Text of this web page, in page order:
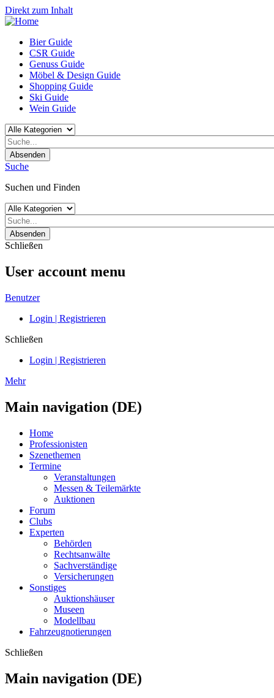
Direkt zum Inhalt
Bier Guide
CSR Guide
Genuss Guide
Möbel & Design Guide
Shopping Guide
Ski Guide
Wein Guide
Absenden
Suche
Suchen und Finden
Absenden
Schließen
User account menu
Benutzer
Login | Registrieren
Schließen
Login | Registrieren
Mehr
Main navigation (DE)
Home
Professionisten
Szenethemen
Termine
Veranstaltungen
Messen & Teilemärkte
Auktionen
Forum
Clubs
Experten
Behörden
Rechtsanwälte
Sachverständige
Versicherungen
Sonstiges
Auktionshäuser
Museen
Modellbau
Fahrzeugnotierungen
Schließen
Main navigation (DE)